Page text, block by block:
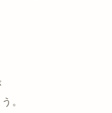
。